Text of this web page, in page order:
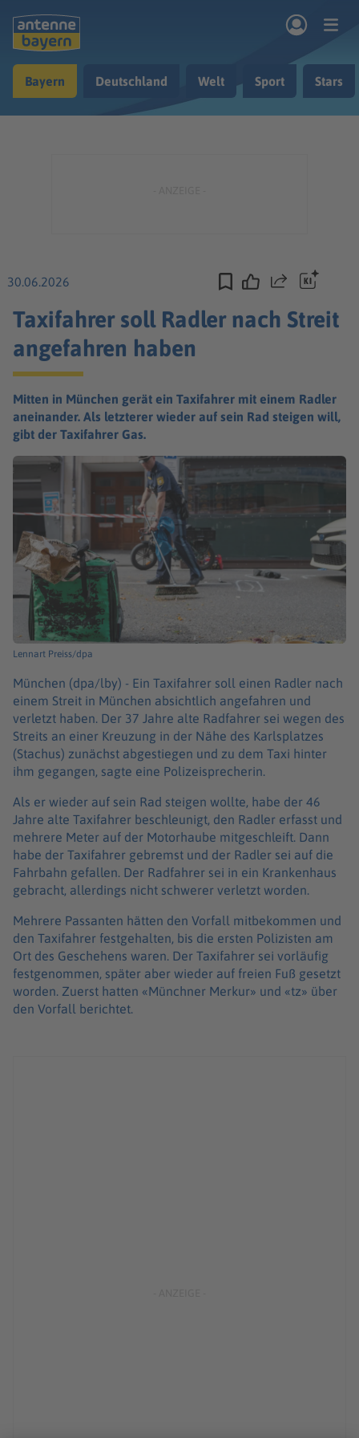
Musik & Radio
Bayern Deutschland Welt Sport Stars
30.06.2026 Teilen
Taxifahrer soll Radler nach Streit
angefahren haben
Mitten in München gerät ein Taxifahrer mit einem Radler
aneinander. Als letzterer wieder auf sein Rad steigen will,
gibt der Taxifahrer Gas.
Lennart Preiss/dpa
München (dpa/lby) - Ein Taxifahrer soll einen Radler nach
einem Streit in München absichtlich angefahren und
verletzt haben. Der 37 Jahre alte Radfahrer sei wegen des
Streits an einer Kreuzung in der Nähe des Karlsplatzes
(Stachus) zunächst abgestiegen und zu dem Taxi hinter
ihm gegangen, sagte eine Polizeisprecherin.
Als er wieder auf sein Rad steigen wollte, habe der 46
Jahre alte Taxifahrer beschleunigt, den Radler erfasst und
mehrere Meter auf der Motorhaube mitgeschleift. Dann
habe der Taxifahrer gebremst und der Radler sei auf die
Fahrbahn gefallen. Der Radfahrer sei in ein Krankenhaus
gebracht, allerdings nicht schwerer verletzt worden.
Mehrere Passanten hätten den Vorfall mitbekommen und
den Taxifahrer festgehalten, bis die ersten Polizisten am
Ort des Geschehens waren. Der Taxifahrer sei vorläufig
festgenommen, später aber wieder auf freien Fuß gesetzt
worden. Zuerst hatten «Münchner Merkur» und «tz» über
den Vorfall berichtet.